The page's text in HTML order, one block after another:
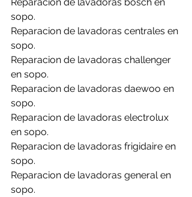
sopo.
Reparacion de lavadoras centrales en
sopo.
Reparacion de lavadoras challenger
en sopo.
Reparacion de lavadoras daewoo en
sopo.
Reparacion de lavadoras electrolux
en sopo.
Reparacion de lavadoras frigidaire en
sopo.
Reparacion de lavadoras general en
sopo.